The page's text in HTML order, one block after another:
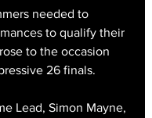
needed to
to qualify their
to the occasion
26 finals.
Lead, Simon Mayne,